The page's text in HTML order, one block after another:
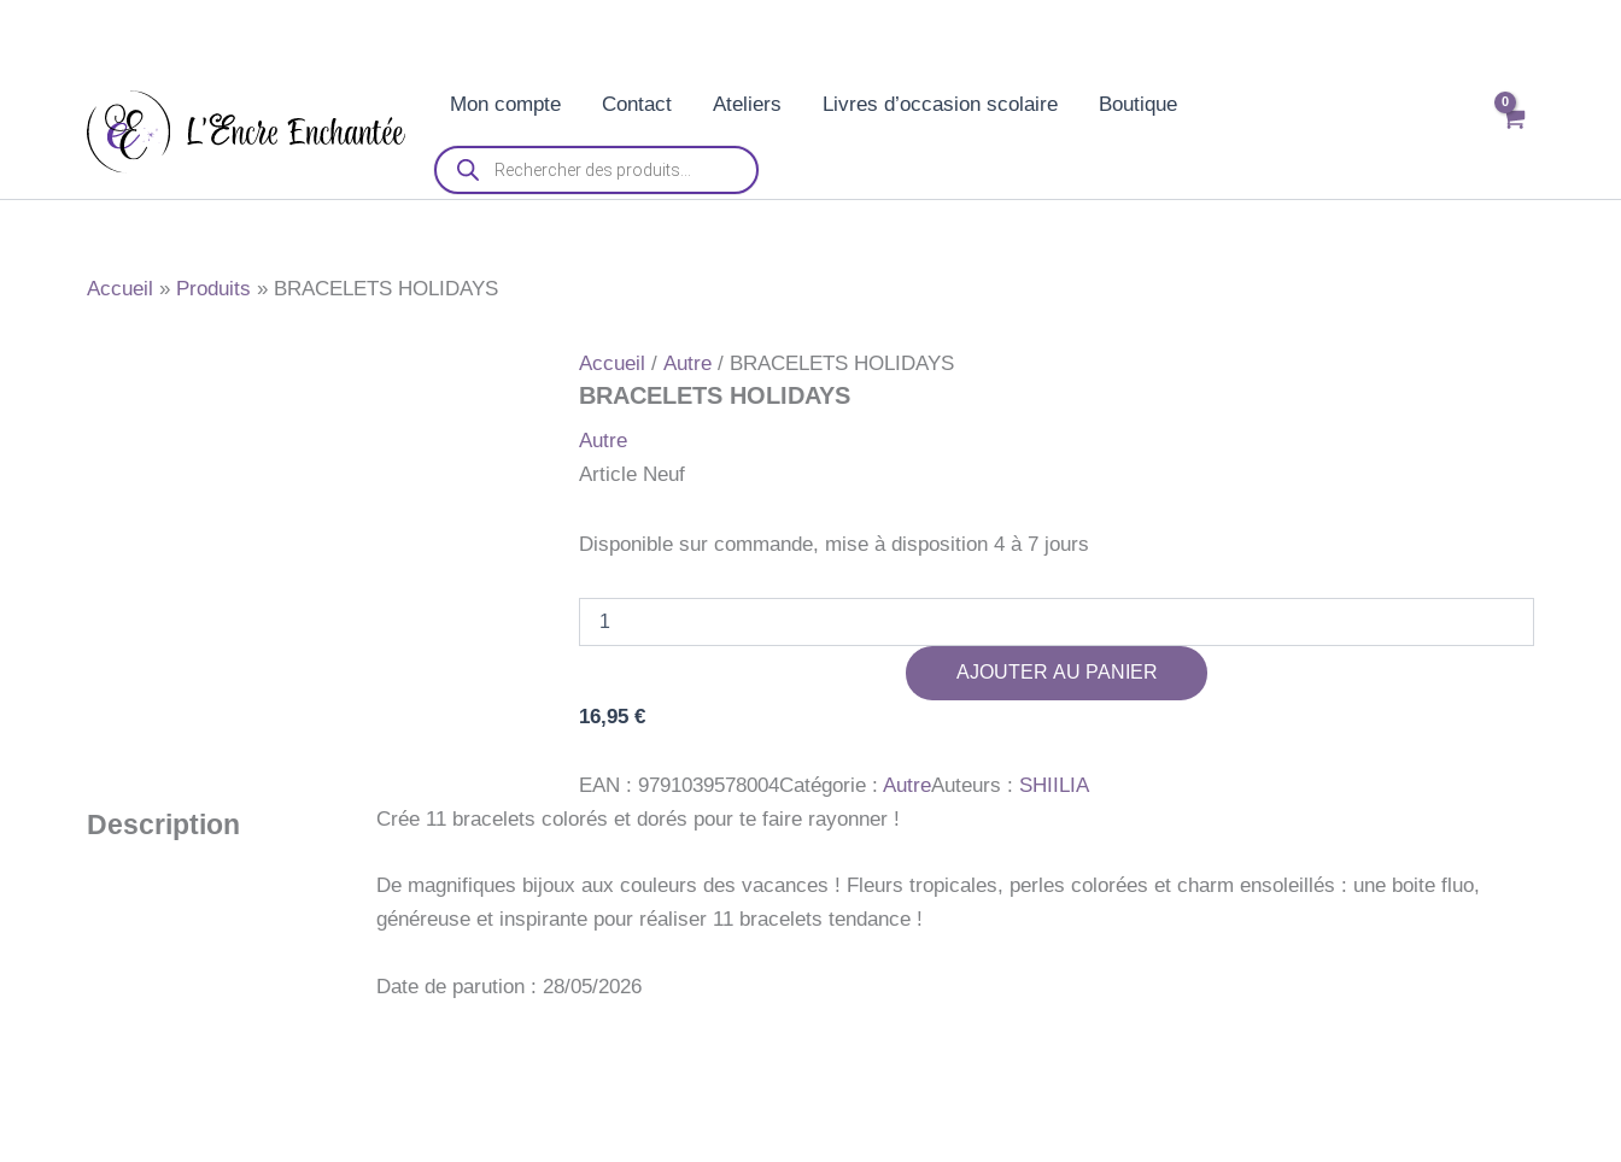
Mon compte Contact Ateliers Livres d’occasion scolaire Boutique
Recherche
de
produits
Accueil Produits BRACELETS HOLIDAYS
Accueil / Autre / BRACELETS HOLIDAYS
BRACELETS HOLIDAYS
Autre
Article Neuf
Disponible sur commande, mise à disposition 4 à 7 jours
AJOUTER AU PANIER
16,95 €
EAN : 9791039578004Catégorie : AutreAuteurs : SHIILIA
Description Crée 11 bracelets colorés et dorés pour te faire rayonner !
De magnifiques bijoux aux couleurs des vacances ! Fleurs tropicales, perles colorées et charm ensoleillés : une boite fluo,
généreuse et inspirante pour réaliser 11 bracelets tendance !
Date de parution : 28/05/2026